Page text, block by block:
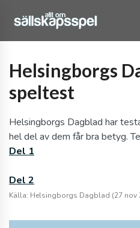
Helsingborgs
speltest
Helsingborgs Dagblad har
hel del av dem får bra betyg.
Del 1
Del 2
Källa: Helsingborgs Dagblad (27 nov